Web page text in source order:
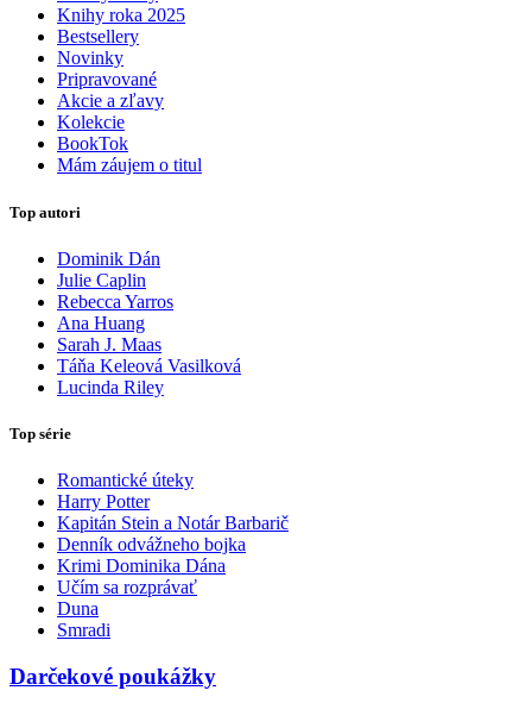
Knihy roka 2025
Bestsellery
Novinky
Pripravované
Akcie a zľavy
Kolekcie
BookTok
Mám záujem o titul
Top autori
Dominik Dán
Julie Caplin
Rebecca Yarros
Ana Huang
Sarah J. Maas
Táňa Keleová Vasilková
Lucinda Riley
Top série
Romantické úteky
Harry Potter
Kapitán Stein a Notár Barbarič
Denník odvážneho bojka
Krimi Dominika Dána
Učím sa rozprávať
Duna
Smradi
Darčekové poukážky